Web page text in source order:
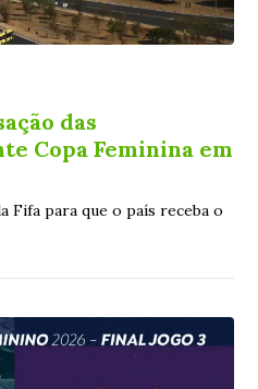
das
Copa Feminina em
Fifa para que o país receba o